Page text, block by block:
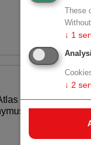
↓ 1
↓ 2
more
TU
out